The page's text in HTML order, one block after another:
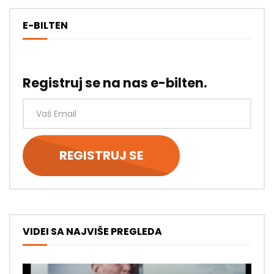
E-BILTEN
Registruj se na nas e-bilten.
VIDEI SA NAJVIŠE PREGLEDA